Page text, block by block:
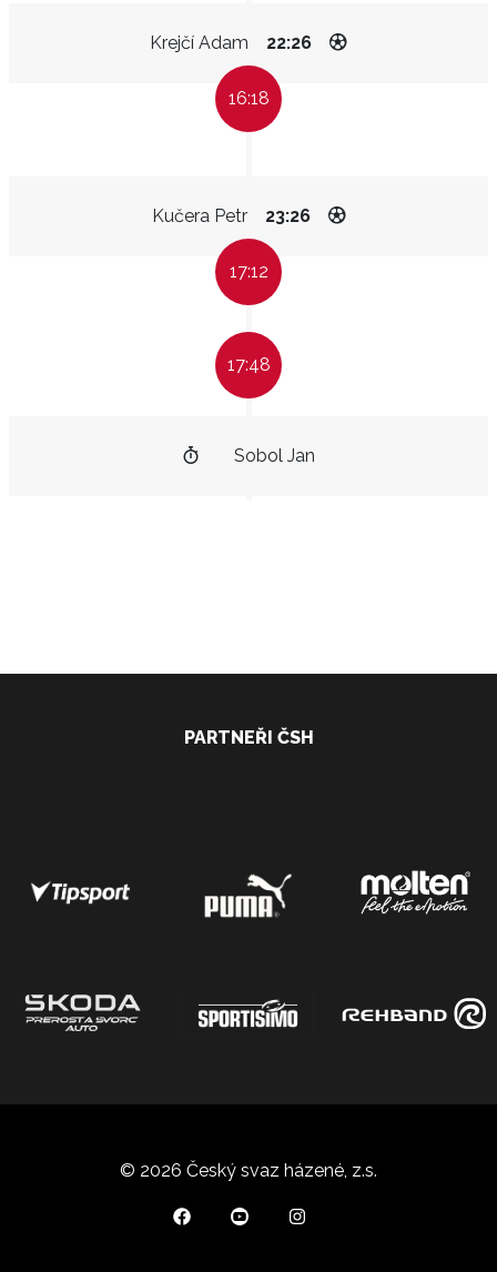
Krejčí Adam 22:26
16:18
Kučera Petr 23:26
17:12
17:48
Sobol Jan
PARTNEŘI ČSH
© 2026 Český svaz házené, z.s.